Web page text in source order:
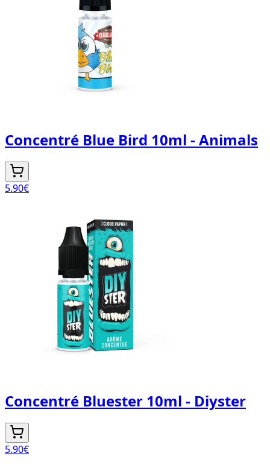
Concentré Blue Bird 10ml - Animals
5.90€
Concentré Bluester 10ml - Diyster
5.90€